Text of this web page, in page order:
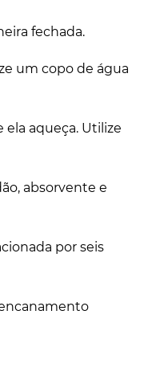
fechada.
um copo de água
aqueça. Utilize
absorvente e
por seis